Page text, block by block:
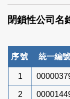
索
閉鎖性公司名
序號 統一編號
1
2